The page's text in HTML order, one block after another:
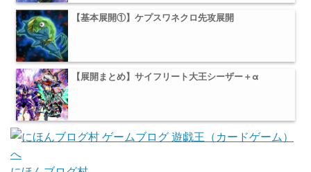
【基本展開①】ケプスワネクロ先攻展開
【展開まとめ】サイフリート大王シーザー＋α